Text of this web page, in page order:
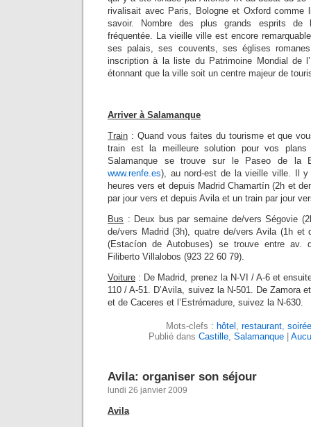
rivalisait avec Paris, Bologne et Oxford comme
savoir. Nombre des plus grands esprits de
fréquentée. La vieille ville est encore
ses palais, ses couvents, ses églises
inscription à la liste du Patrimoine Mondial de
étonnant que la ville soit un centre majeur de
Arriver à Salamanque
Train : Quand vous faites du tourisme et que
train est la meilleure solution pour vos
Salamanque se trouve sur le Paseo de la
www.renfe.es), au nord-est de la vieille ville. Il
heures vers et depuis Madrid Chamartín (2h et
par jour vers et depuis Avila et un train par jour
Bus : Deux bus par semaine de/vers Ségovie
de/vers Madrid (3h), quatre de/vers Avila (1h et
(Estacíon de Autobuses) se trouve entre av.
Filiberto Villalobos (923 22 60 79).
Voiture : De Madrid, prenez la N-VI / A-6 et
110 / A-51. D’Avila, suivez la N-501. De Zamora
et de Caceres et l’Estrémadure, suivez la N-630.
Mots-clefs : hôtel , restaurant,
Publié dans Castille, Salamanque
Avila: organiser son séjour
lundi 26 janvier 2009
Avila